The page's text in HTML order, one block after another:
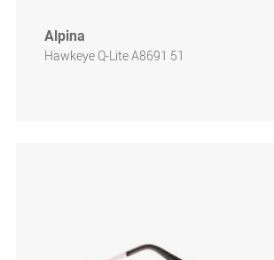
Alpina
Hawkeye Q-Lite A8691 51